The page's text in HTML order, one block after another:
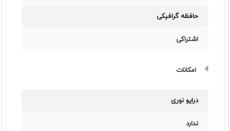
حافظه گرافیکی
اشتراکی
امکانات
درایو نوری
ندارد